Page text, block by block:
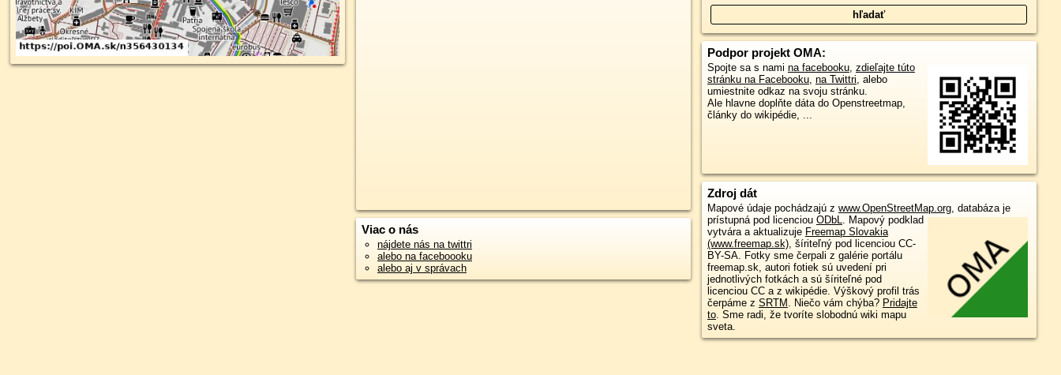
Viac o nás
nájdete nás na twittri
alebo na faceboooku
alebo aj v správach
Podpor projekt OMA:
Spojte sa s nami na facebooku, zdieľajte túto
stránku na Facebooku, na Twittri, alebo
umiestnite odkaz na svoju stránku.
Ale hlavne doplňte dáta do Openstreetmap,
články do wikipédie, ...
Zdroj dát
Mapové údaje pochádzajú z www.OpenStreetMap.org, databáza je
prístupná pod licenciou ODbL. Mapový podklad
vytvára a aktualizuje Freemap Slovakia
(www.freemap.sk), šíriteľný pod licenciou CC-
BY-SA. Fotky sme čerpali z galérie portálu
freemap.sk, autori fotiek sú uvedení pri
jednotlivých fotkách a sú šíriteľné pod
licenciou CC a z wikipédie. Výškový profil trás
čerpáme z SRTM . Niečo vám chýba? Pridajte
to. Sme radi, že tvoríte slobodnú wiki mapu
sveta.